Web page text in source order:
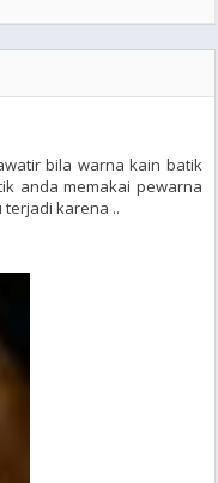
bila warna kain batik
anda memakai pewarna
terjadi karena ..